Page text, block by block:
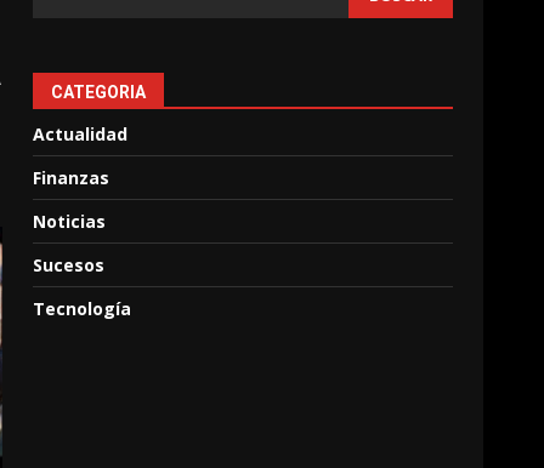
CATEGORIA
Actualidad
Finanzas
Noticias
Sucesos
Tecnología